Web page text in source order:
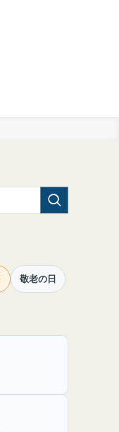
敬老の日